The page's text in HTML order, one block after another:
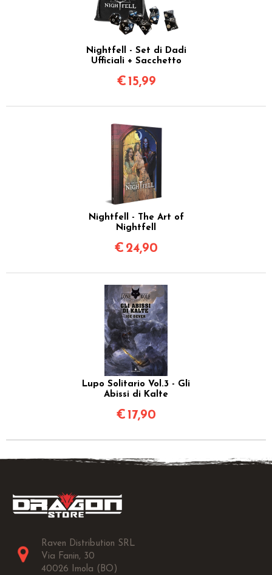
Nightfell - Set di Dadi
Ufficiali + Sacchetto
€ 15,99
Nightfell - The Art of
Nightfell
€ 24,90
Lupo Solitario Vol.3 - Gli
Abissi di Kalte
€ 17,90
Raven Distribution SRL
Via Fanin, 30
40026 Imola (BO)